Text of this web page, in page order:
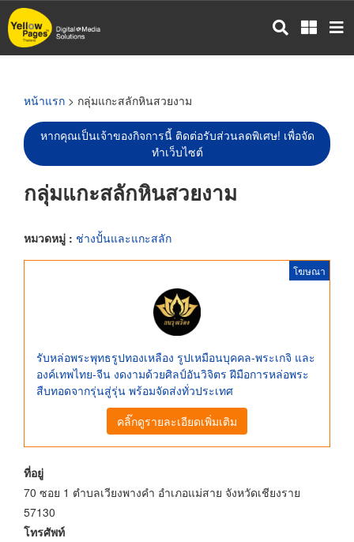
ข้าม
ไป
หน้าแรก > กลุ่มแกะสลักหินสวยงาม
หากคุณเป็นเจ้าของกิจการนี้ ติดต่อรับส่วนลดพิเศษ! เพื่อจัด
ทำเว็บไซต์
กลุ่มแกะสลักหินสวยงาม
หมวดหมู่ : ช่างปั้นและแกะสลัก
โฆษณา
รับหล่อพระพุทธรูปทองเหลือง รูปเหมือนบุคคล-พระเกจิ และ
องค์เทพไทย-จีน งดงามด้วยศิลป์อันวิจิตร ฝีมือการหล่อพระ
สืบทอดจากรุ่นสู่รุ่น พร้อมจัดส่งทั่วประเทศ
คลิ๊กดูรายละเอียดเพิ่มเติม
ที่อยู่
70 ซอย 1 ตำบลเวียงพางคำ อำเภอแม่สาย จังหวัดเชียงราย
57130
โทรศัพท์